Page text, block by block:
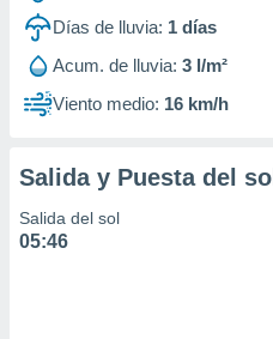
1199Días de lluvia: 1 días
Acum. de lluvia: 3 l/m²
Viento medio: 16 km/h
Salida y Puesta del sol
Salida del sol
05:46